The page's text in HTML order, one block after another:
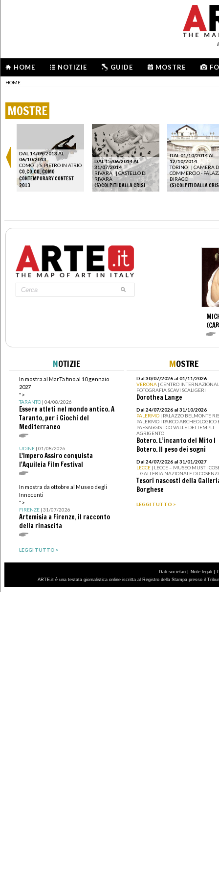
HOME NOTIZIE GUIDE MOSTRE
HOME
MOSTRE
DAL 14/09/2013 AL
06/10/2013
COMO |S. PIETRO IN ATRIO
CO.CO.CO. COMO
CONTEMPORARY CONTEST
2013
DAL 15/06/2014 AL
31/07/2014
RIVARA | CASTELLO DI
RIVARA
(S)COLPITI DALLA CRISI
DAL 01/10/2014 AL
12/10/2014
TORINO
| CAMERA
COMMERCIO -
BIRAGO
(S)COLPITI DALLA
NOTIZIE
In mostra al MarTa fino al 10 gennaio
2027
">
TARANTO| 04/08/2026
Essere atleti nel mondo antico. A
Taranto, per i Giochi del
Mediterraneo
UDINE| 01/08/2026
L'Impero Assiro conquista
l'Aquileia Film Festival
In mostra da ottobre al Museo degli
Innocenti
">
FIRENZE| 31/07/2026
Artemisia a Firenze, il racconto
della rinascita
LEGGI TUTTO >
MOSTRE
Dal 30/07/2026 al 01/11/2026
VERONA | CENTRO
FOTOGRAFIA SCAVI SCALIGERI
Dorothea Lange
Dal 24/07/2026 al 31/10/2026
PALERMO | PALAZZO BELMONTE
PALERMO I PARCO ARCHEOLOGICO
PAESAGGISTICO VALLE DEI TEMPLI -
AGRIGENTO
Botero. L’incanto del Mito I
Botero. Il peso dei sogni
Dal 24/07/2026 al 31/01/2027
LECCE | LECCE – MUSEO MUST I
– GALLERIA NAZIONALE DI
Tesori nascosti della
Borghese
LEGGI TUTTO >
Dati societari | Note legali |
ARTE.it è una testata giornalistica online iscritta al Registro della Stampa presso il